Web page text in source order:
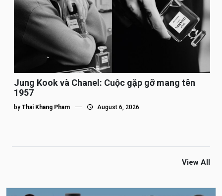
Jung Kook và Chanel: Cuộc gặp gỡ mang tên
1957
by Thai Khang Pham August 6, 2026
View All